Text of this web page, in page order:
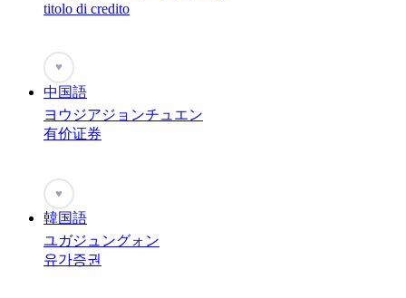
titolo di credito
♥
中国語
ヨウジアジョンチュエン
有价证券
♥
韓国語
ユガジュングォン
유가증권